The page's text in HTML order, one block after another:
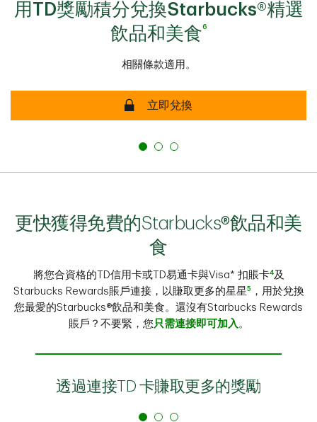
用TD獎勵積分兌換Starbucks®精選
飲品和美食6
相關條款適用。
立即兌換
更快獲得免費的Starbucks®飲品和美
食
將您合資格的TD信用卡或TD易通卡與Visa* 扣賬卡4及
Starbucks Rewards賬戶連接，以賺取更多的星星 5
，用於兌換
您最愛的Starbucks®飲品和美食。還沒有Starbucks Rewards
賬戶？不要緊，您只需連接即可加入。
透過連接TD 卡賺取更多的獎勵